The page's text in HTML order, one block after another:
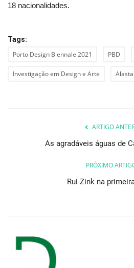
18 nacionalidades.
Tags:
Porto Design Biennale 2021 PBD
Investigação em Design e Arte
ARTIGO
As agradáveis águas de
PRÓXIMO
Rui Zink na